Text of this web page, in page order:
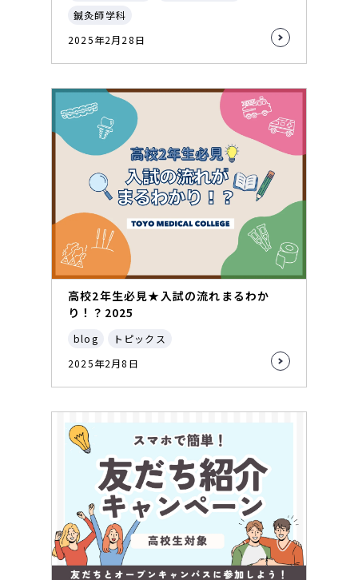
鍼灸師学科
2025年2月28日
高校2年生必見★入試の流れまるわか
り！？2025
blog
トピックス
2025年2月8日